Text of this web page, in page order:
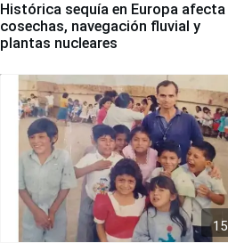
Histórica sequía en Europa afecta
cosechas, navegación fluvial y
plantas nucleares
15